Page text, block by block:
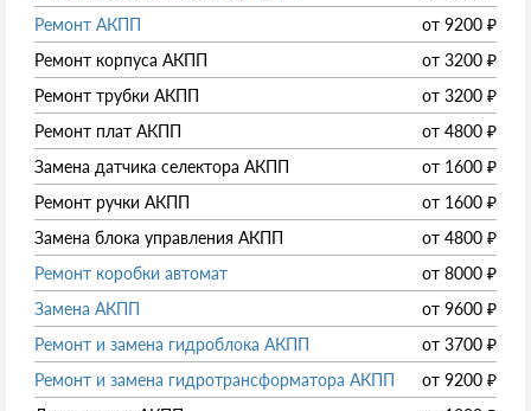
Ремонт АКПП
от 9200 ₽
Ремонт корпуса АКПП
от 3200 ₽
Ремонт трубки АКПП
от 3200 ₽
Ремонт плат АКПП
от 4800 ₽
Замена датчика селектора АКПП
от 1600 ₽
Ремонт ручки АКПП
от 1600 ₽
Замена блока управления АКПП
от 4800 ₽
Ремонт коробки автомат
от 8000 ₽
Замена АКПП
от 9600 ₽
Ремонт и замена гидроблока АКПП
от 3700 ₽
Ремонт и замена гидротрансформатора АКПП
от 9200 ₽